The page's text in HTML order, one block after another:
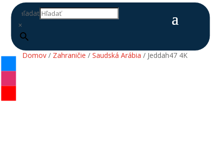
Hľadať
×
Domov/ Zahraničie / Saudská Arábia / Jeddah47 4K